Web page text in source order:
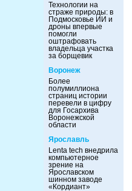
Технологии на
страже природы: в
Подмосковье ИИ и
дроны впервые
помогли
оштрафовать
владельца участка
за борщевик
Воронеж
Более
полумиллиона
страниц истории
перевели в цифру
для Госархива
Воронежской
области
Ярославль
Lenta tech внедрила
компьютерное
зрение на
Ярославском
шинном заводе
«Кордиант»